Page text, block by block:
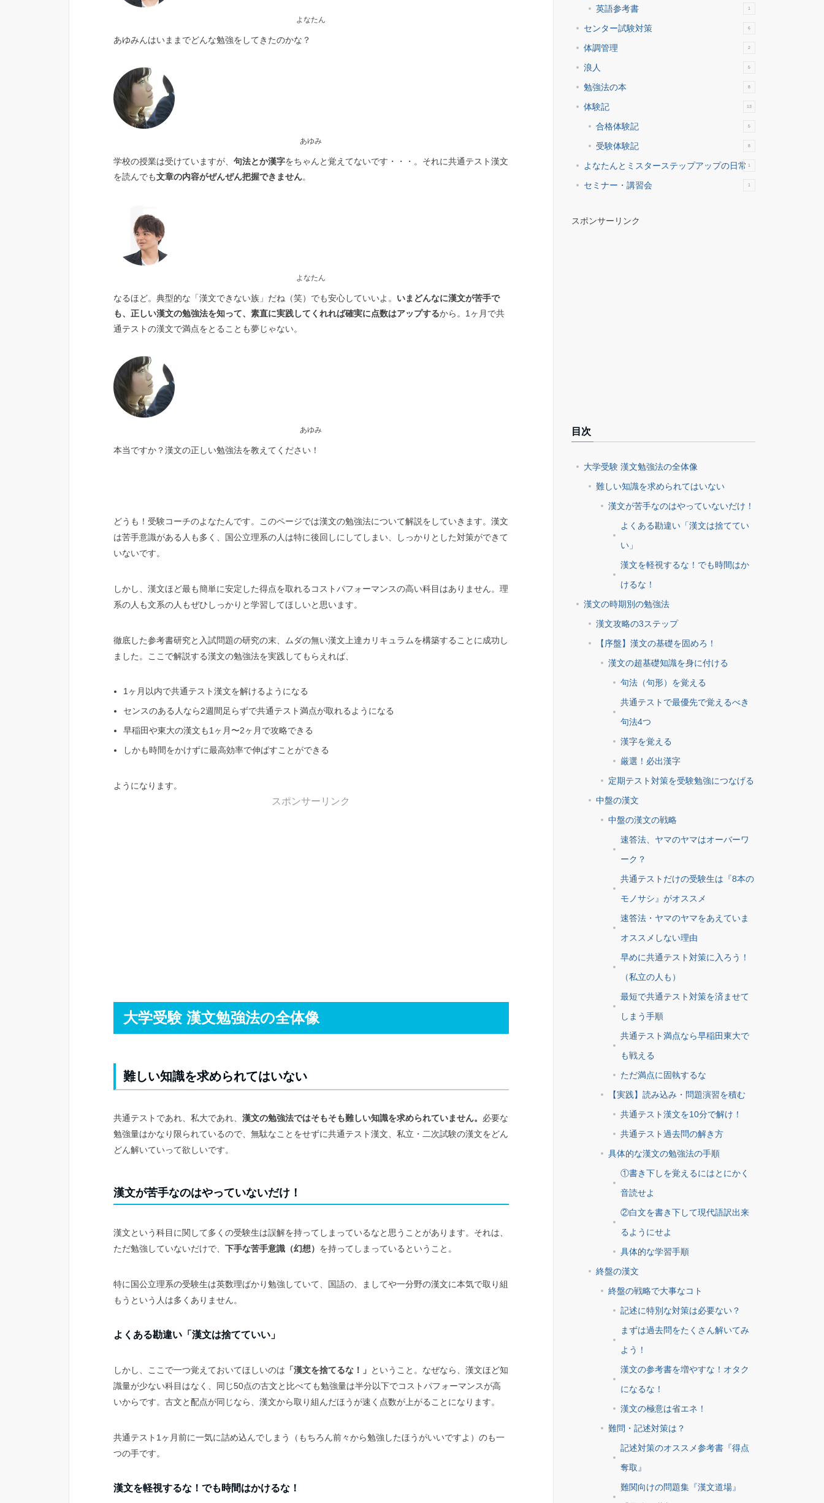
よなたん
あゆみんはいままでどんな勉強をしてきたのかな？
あゆみ
学校の授業は受けていますが、 句法とか漢字をちゃんと覚えてないです・・・。それに共通テスト漢文
を読んでも文章の内容がぜんぜん把握できません。
よなたん
なるほど。典型的な「漢文できない族」だね（笑）でも安心していいよ。 いまどんなに漢文が苦手で
も、正しい漢文の勉強法を知って、素直に実践してくれれば確実に点数はアップするから。1ヶ月で共
通テストの漢文で満点をとることも夢じゃない。
あゆみ
本当ですか？漢文の正しい勉強法を教えてください！
どうも！受験コーチのよなたんです。このページでは漢文の勉強法について解説をしていきます。漢文
は苦手意識がある人も多く、国公立理系の人は特に後回しにしてしまい、しっかりとした対策ができて
いないです。
しかし、漢文ほど最も簡単に安定した得点を取れるコストパフォーマンスの高い科目はありません。理
系の人も文系の人もぜひしっかりと学習してほしいと思います。
徹底した参考書研究と入試問題の研究の末、ムダの無い漢文上達カリキュラムを構築することに成功し
ました。ここで解説する漢文の勉強法を実践してもらえれば、
1ヶ月以内で共通テスト漢文を解けるようになる
センスのある人なら2週間足らずで共通テスト満点が取れるようになる
早稲田や東大の漢文も1ヶ月〜2ヶ月で攻略できる
しかも時間をかけずに最高効率で伸ばすことができる
ようになります。
スポンサーリンク
大学受験 漢文勉強法の全体像
難しい知識を求められてはいない
共通テストであれ、私大であれ、 漢文の勉強法ではそもそも難しい知識を求められていません。 必要な
勉強量はかなり限られているので、無駄なことをせずに共通テスト漢文、私立・二次試験の漢文をどん
どん解いていって欲しいです。
漢文が苦手なのはやっていないだけ！
漢文という科目に関して多くの受験生は誤解を持ってしまっているなと思うことがあります。それは、
ただ勉強していないだけで、 下手な苦手意識（幻想） を持ってしまっているということ。
特に国公立理系の受験生は英数理ばかり勉強していて、国語の、ましてや一分野の漢文に本気で取り組
もうという人は多くありません。
よくある勘違い「漢文は捨てていい」
しかし、ここで一つ覚えておいてほしいのは 「漢文を捨てるな！」 ということ。なぜなら、漢文ほど知
識量が少ない科目はなく、同じ50点の古文と比べても勉強量は半分以下でコストパフォーマンスが高
いからです。古文と配点が同じなら、漢文から取り組んだほうが速く点数が上がることになります。
共通テスト1ヶ月前に一気に詰め込んでしまう（もちろん前々から勉強したほうがいいですよ）のも一
つの手です。
漢文を軽視するな！でも時間はかけるな！
英語参考書 1
センター試験対策 6
体調管理 2
浪人 5
勉強法の本 8
体験記 13
合格体験記 5
受験体験記 8
よなたんとミスターステップアップの日常 1
セミナー・講習会 1
スポンサーリンク
目次
大学受験 漢文勉強法の全体像
難しい知識を求められてはいない
漢文が苦手なのはやっていないだけ！
よくある勘違い「漢文は捨ててい
い」
漢文を軽視するな！でも時間はか
けるな！
漢文の時期別の勉強法
漢文攻略の3ステップ
【序盤】漢文の基礎を固めろ！
漢文の超基礎知識を身に付ける
句法（句形）を覚える
共通テストで最優先で覚えるべき
句法4つ
漢字を覚える
厳選！必出漢字
定期テスト対策を受験勉強につなげる
中盤の漢文
中盤の漢文の戦略
速答法、ヤマのヤマはオーバーワ
ーク？
共通テストだけの受験生は『8本の
モノサシ』がオススメ
速答法・ヤマのヤマをあえていま
オススメしない理由
早めに共通テスト対策に入ろう！
（私立の人も）
最短で共通テスト対策を済ませて
しまう手順
共通テスト満点なら早稲田東大で
も戦える
ただ満点に固執するな
【実践】読み込み・問題演習を積む
共通テスト漢文を10分で解け！
共通テスト過去問の解き方
具体的な漢文の勉強法の手順
①書き下しを覚えるにはとにかく
音読せよ
②白文を書き下して現代語訳出来
るようにせよ
具体的な学習手順
終盤の漢文
終盤の戦略で大事なコト
記述に特別な対策は必要ない？
まずは過去問をたくさん解いてみ
よう！
漢文の参考書を増やすな！オタク
になるな！
漢文の極意は省エネ！
難問・記述対策は？
記述対策のオススメ参考書『得点
奪取』
難関向けの問題集『漢文道場』